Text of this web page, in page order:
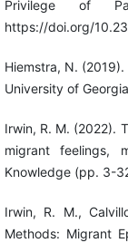
Privilege of
https://doi.org/
Hiemstra, N.
University of
Irwin, R. M. (2022).
migrant feelings,
Knowledge (pp. 3-
Irwin, R. M.,
Methods: Migrant